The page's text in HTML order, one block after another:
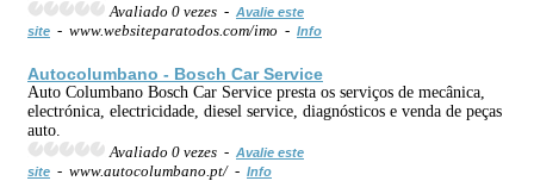
Avaliado 0 vezes - Avalie este
site - www.websiteparatodos.com/imo - Info
Autocolumbano - Bosch Car Service
Auto Columbano Bosch Car Service presta os serviços de mecânica,
electrónica, electricidade, diesel service, diagnósticos e venda de peças
auto.
Avaliado 0 vezes - Avalie este
site - www.autocolumbano.pt/ - Info